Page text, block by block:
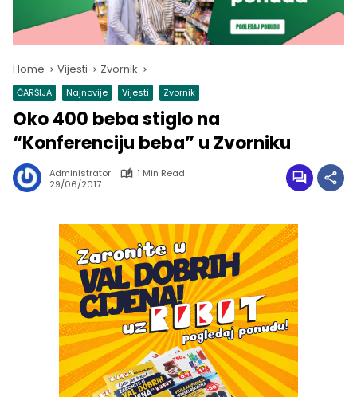
Home Vijesti Zvornik
ČARŠIJA Najnovije Vijesti Zvornik
Oko 400 beba stiglo na
“Konferenciju beba” u Zvorniku
Administrator
1 Min Read
29/06/2017